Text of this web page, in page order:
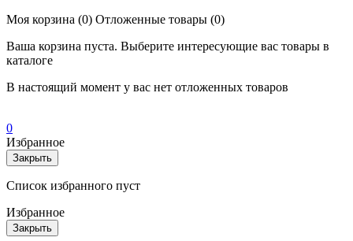
Моя корзина (0) Отложенные товары (0)
Ваша корзина пуста. Выберите интересующие вас товары в
каталоге
В настоящий момент у вас нет отложенных товаров
0
Избранное
Закрыть
Список избранного пуст
Избранное
Закрыть